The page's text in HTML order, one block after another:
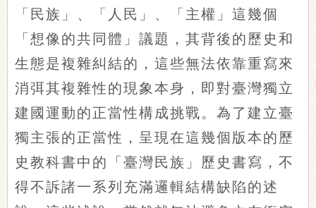
「民族」、「人民」、「主權」這幾個
「想像的共同體」議題，其背後的歷史和
生態是複雜糾結的，這些無法依靠重寫來
消弭其複雜性的現象本身，即對臺灣獨立
建國運動的正當性構成挑戰。為了建立臺
獨主張的正當性，呈現在這幾個版本的歷
史教科書中的「臺灣民族」歷史書寫，不
得不訴諸一系列充滿邏輯結構缺陷的述